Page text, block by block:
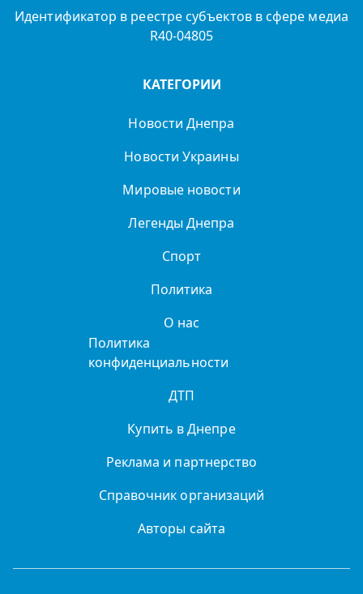
Идентификатор в реестре субъектов в сфере медиа
R40-04805
КАТЕГОРИИ
Новости Днепра
Новости Украины
Мировые новости
Легенды Днепра
Спорт
Политика
О нас
Политика
конфиденциальности
ДТП
Купить в Днепре
Реклама и партнерство
Справочник организаций
Авторы сайта